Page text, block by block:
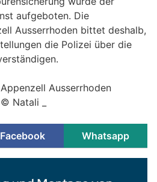
aufgeboten. Die
Ausserrhoden bittet deshalb,
die Polizei über die
Ausserrhoden
Natali _
Facebook Whatsapp